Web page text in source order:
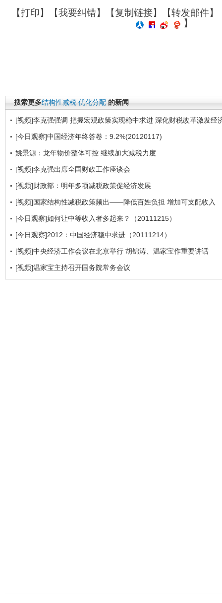
【打印】【我要纠错】【复制链接】【转发邮件】
】
搜索更多结构性减税 优化分配 的新闻
[视频]李克强强调 把握宏观政策实现稳中求进 深化财税改革激发经
[今日观察]中国经济年终答卷：9.2%(20120117)
姚景源：龙年物价整体可控 继续加大减税力度
[视频]李克强出席全国财政工作座谈会
[视频]财政部：明年多项减税政策促经济发展
[视频]国家结构性减税政策频出——降低百姓负担 增加可支配收入
[今日观察]如何让中等收入者多起来？（20111215）
[今日观察]2012：中国经济稳中求进（20111214）
[视频]中央经济工作会议在北京举行 胡锦涛、温家宝作重要讲话
[视频]温家宝主持召开国务院常务会议